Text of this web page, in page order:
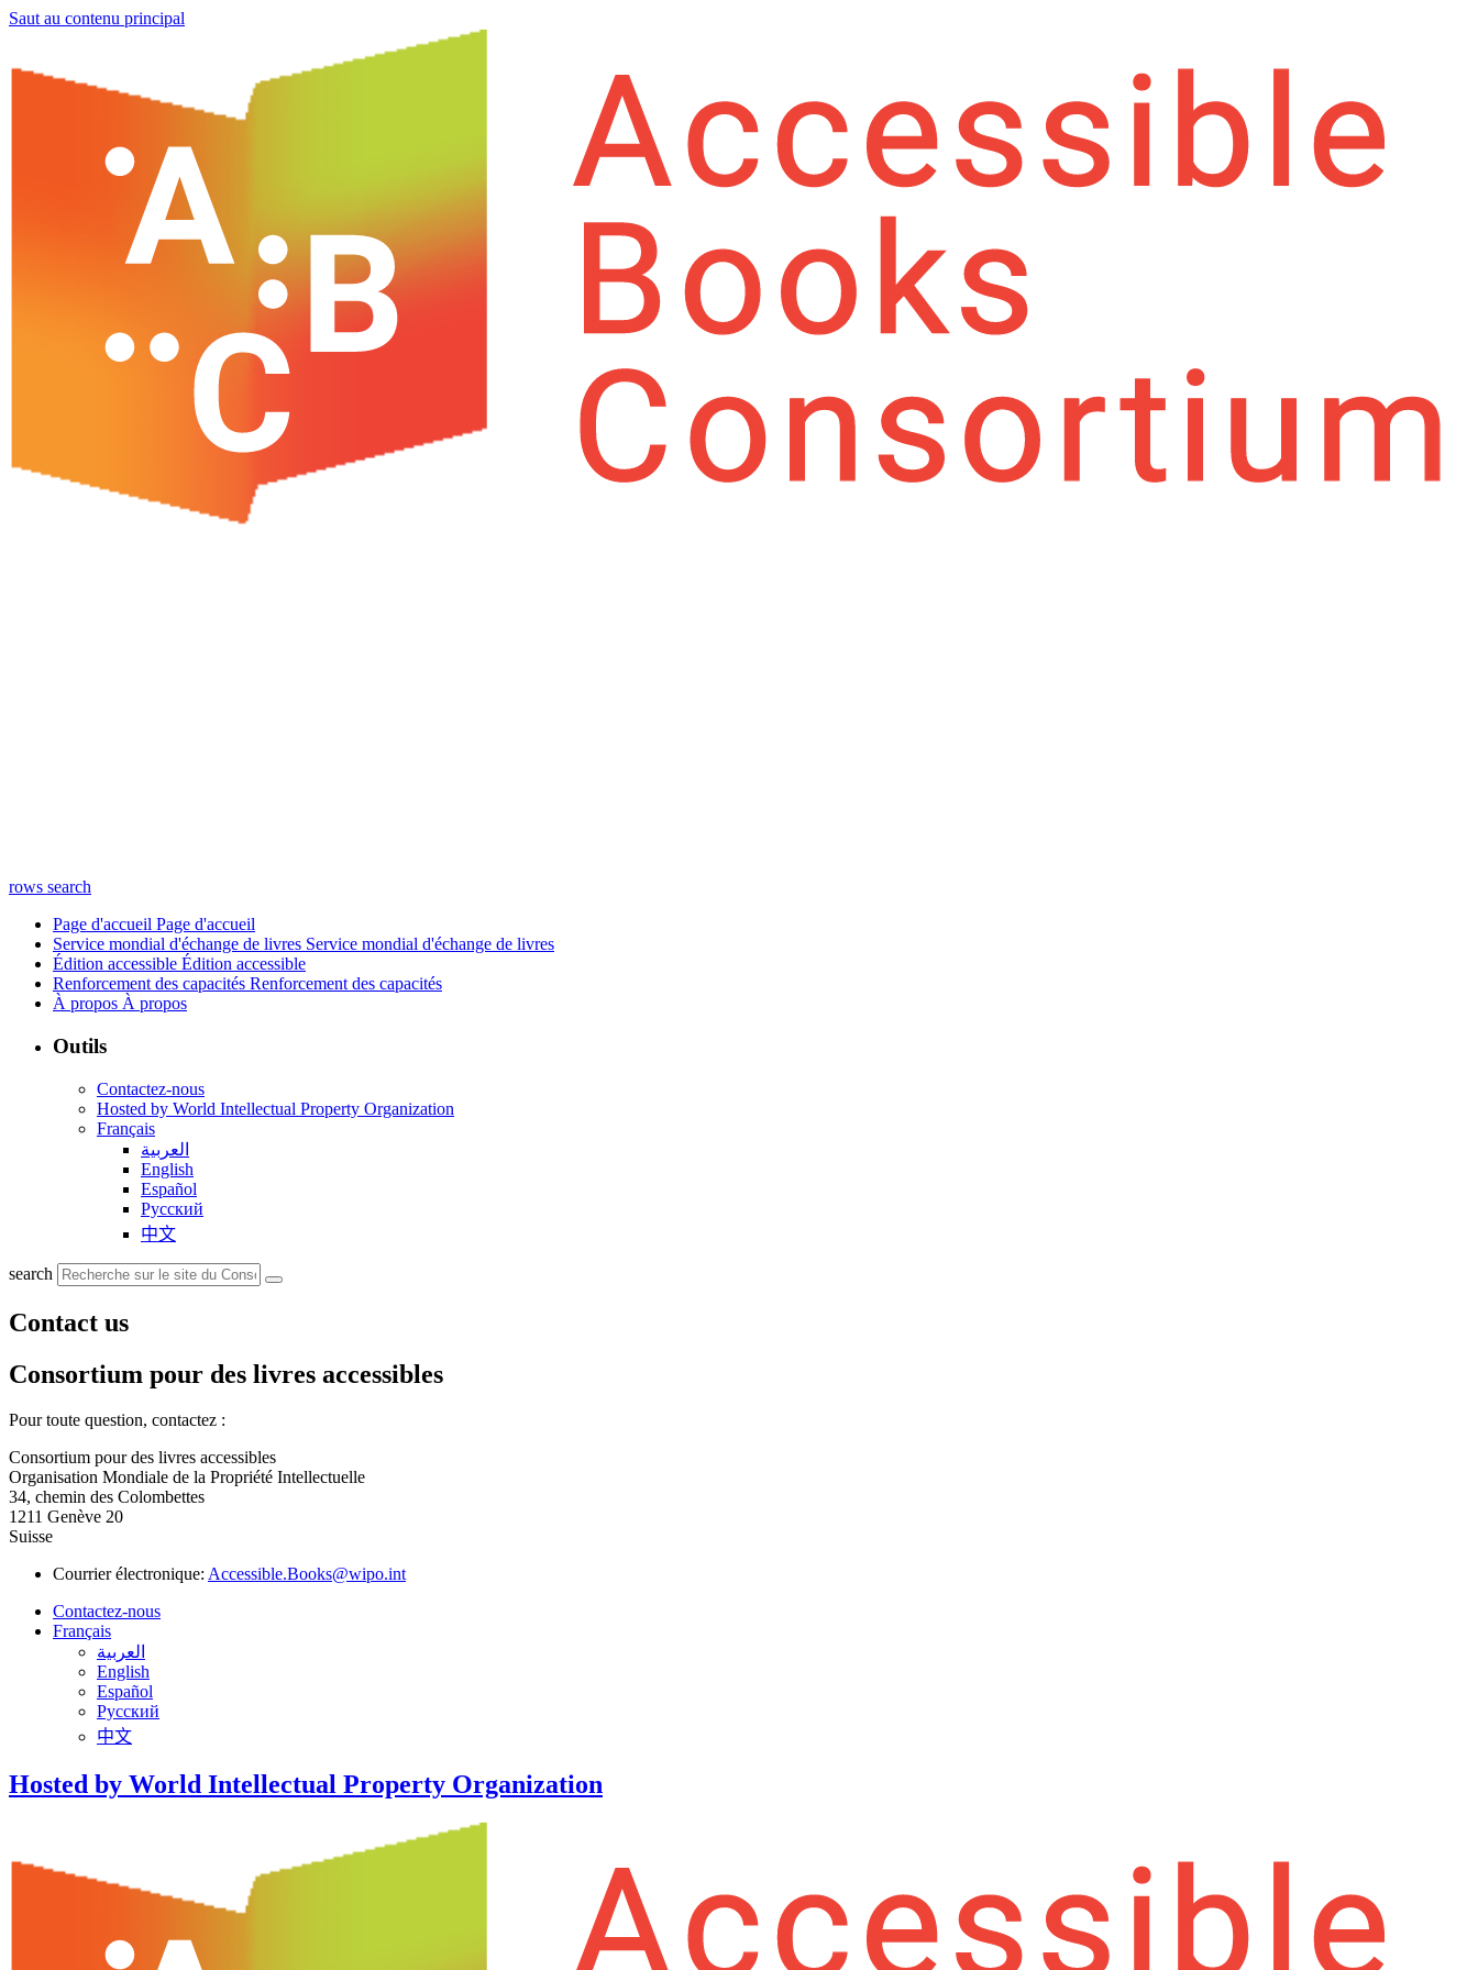
Saut au contenu principal
rows search
Page d'accueil Page d'accueil
Service mondial d'échange de livres Service mondial d'échange de livres
Édition accessible Édition accessible
Renforcement des capacités Renforcement des capacités
À propos À propos
Outils
Contactez-nous
Hosted by World Intellectual Property Organization
Français
العربية
English
Español
Русский
中文
search
Contact us
Consortium pour des livres accessibles
Pour toute question, contactez :
Consortium pour des livres accessibles
Organisation Mondiale de la Propriété Intellectuelle
34, chemin des Colombettes
1211 Genève 20
Suisse
Courrier électronique: Accessible.Books@wipo.int
Contactez-nous
Français
العربية
English
Español
Русский
中文
Hosted by World Intellectual Property Organization